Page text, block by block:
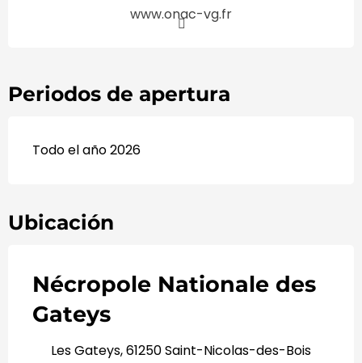
www.onac-vg.fr
Periodos de apertura
Todo el año 2026
Ubicación
Nécropole Nationale des
Gateys
Les Gateys, 61250 Saint-Nicolas-des-Bois